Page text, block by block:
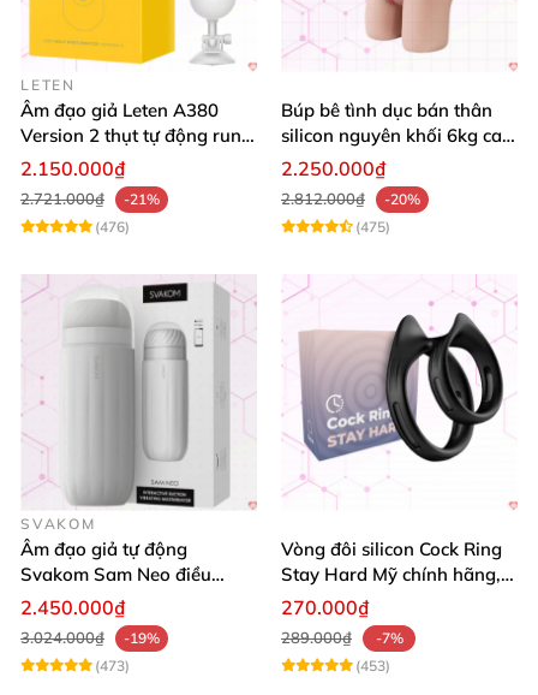
LETEN
Âm đạo giả Leten A380
Version 2 thụt tự động rung
mạnh phiêu lưu
2.150.000₫
2.721.000₫
-21%
(476)
Búp bê tình dục bán thân
silicon nguyên khối 6kg cao
cấp, mềm mịn, giá siêu tốt
2.250.000₫
2.812.000₫
-20%
(475)
SVAKOM
Âm đạo giả tự động
Svakom Sam Neo điều
khiển app tương tác
webcam cao cấp
2.450.000₫
3.024.000₫
-19%
(473)
Vòng đôi silicon Cock Ring
Stay Hard Mỹ chính hãng,
tăng cường bền bỉ
270.000₫
289.000₫
-7%
(453)